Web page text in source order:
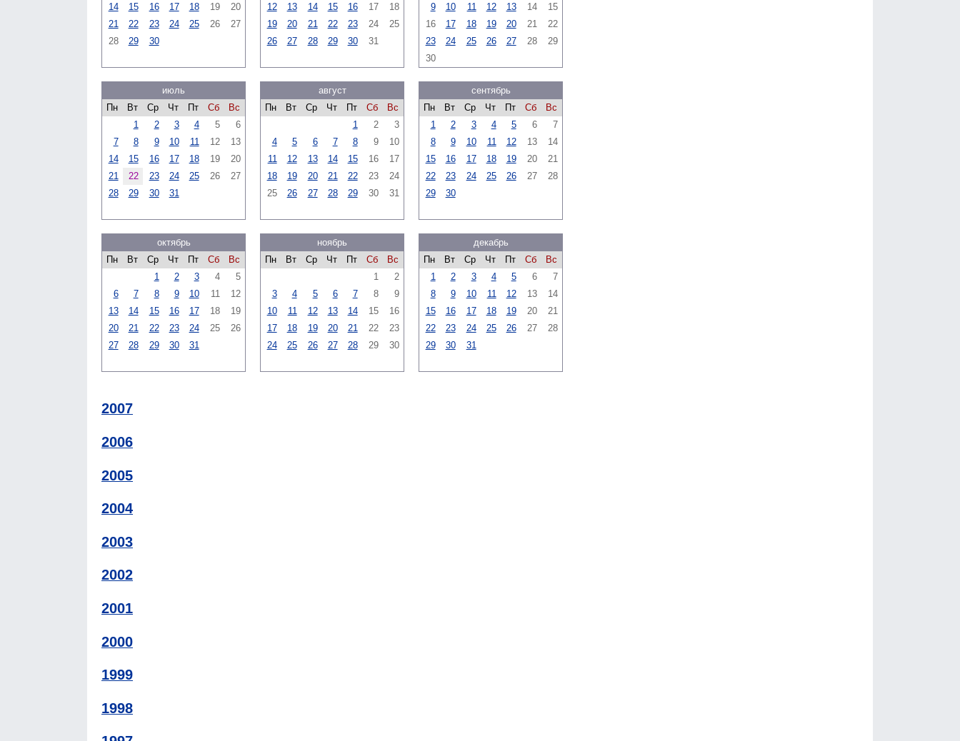
14
15 16 17 18 19
20
21
22 23 24 25 26
27
28
29 30
12
13 14 15 16 17
18
19
20 21 22 23 24
25
26
27 28 29 30 31
9
10 11 12 13 14
15
16
17 18 19 20 21
22
23
24 25 26 27 28
29
30
июль
Пн
Вт Ср Чт Пт Сб
Вс
1
2 3 4 5
6
7
8 9 10 11 12
13
14
15 16 17 18 19
20
21
22 23 24 25 26
27
28
29 30 31
август
Пн
Вт Ср Чт Пт Сб
Вс
1
2
3
4
5 6 7 8 9
10
11
12 13 14 15 16
17
18
19 20 21 22 23
24
25
26 27 28 29 30 31
сентябрь
Пн
Вт Ср Чт Пт Сб
Вс
1
2 3 4 5 6
7
8
9 10 11 12 13
14
15
16 17 18 19 20
21
22
23 24 25 26 27
28
29
30
октябрь
Пн
Вт Ср Чт Пт Сб
Вс
1
2 3 4
5
6
7 8 9 10 11
12
13
14 15 16 17 18
19
20
21 22 23 24 25
26
27
28 29 30 31
ноябрь
Пн
Вт Ср Чт Пт Сб
Вс
1
2
3
4 5 6 7 8
9
10
11 12 13 14 15
16
17
18 19 20 21 22
23
24
25 26 27 28 29 30
декабрь
Пн
Вт Ср Чт Пт Сб
Вс
1
2 3 4 5 6
7
8
9 10 11 12 13
14
15
16 17 18 19 20
21
22
23 24 25 26 27
28
29
30 31
2007
2006
2005
2004
2003
2002
2001
2000
1999
1998